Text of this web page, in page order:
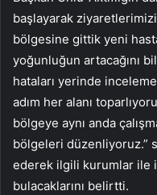
başlayarak
bölgesine gittik yeni
yoğunluğun artacağını
hataları yerinde
adım her alanı
bölgeye aynı anda
bölgeleri düzenliyoruz.”
ederek ilgili kurumlar ile
bulacaklarını belirtti.